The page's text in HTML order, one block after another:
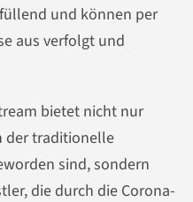
und können per
aus verfolgt und
bietet nicht nur
der traditionelle
sind, sondern
die durch die Corona-